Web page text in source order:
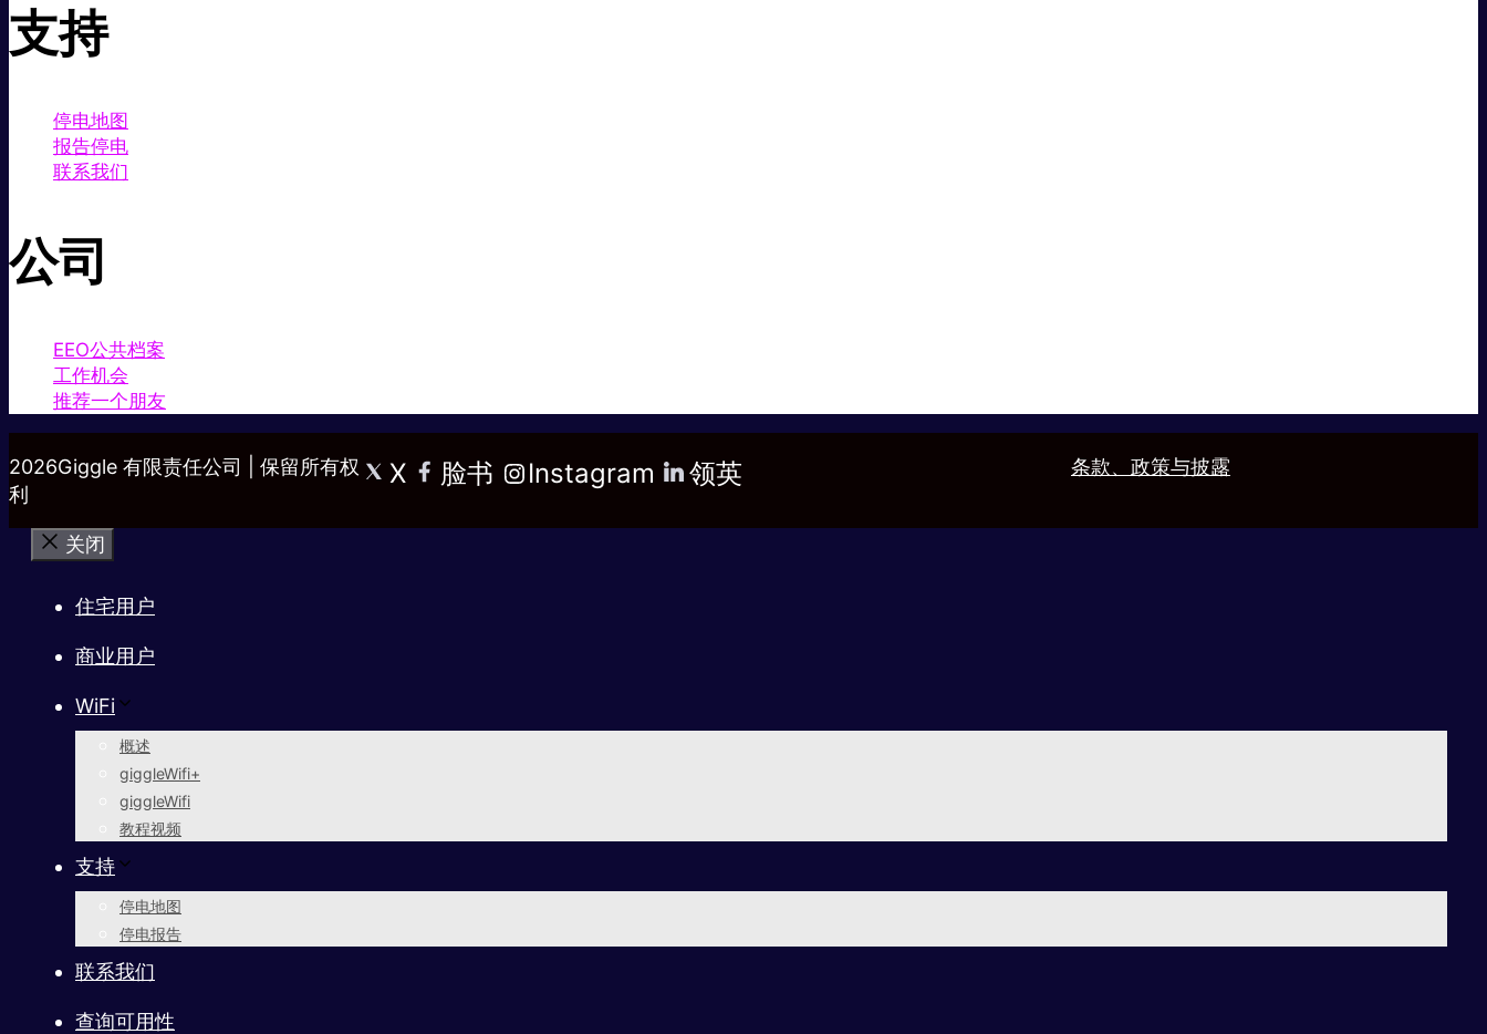
支持
停电地图
报告停电
联系我们
公司
EEO公共档案
工作机会
推荐一个朋友
2026Giggle 有限责任公司 | 保留所有权
利
X 脸书 Instagram 领英 条款、政策与披露
关闭
住宅用户
商业用户
WiFi
概述
giggleWifi+
giggleWifi
教程视频
支持
停电地图
停电报告
联系我们
查询可用性